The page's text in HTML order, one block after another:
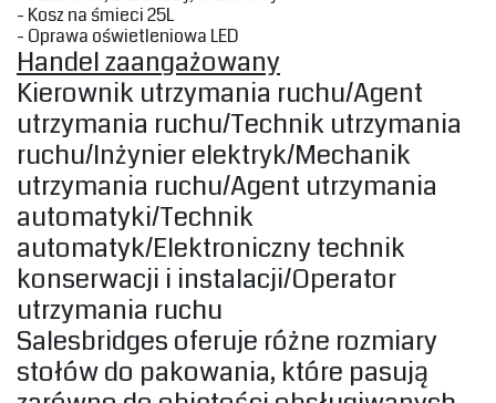
‎- Kosz na śmieci 25L‎
‎- Oprawa oświetleniowa LED‎
‎Handel zaangażowany
‎Kierownik utrzymania ruchu/Agent
utrzymania ruchu/Technik utrzymania
ruchu/Inżynier elektryk/Mechanik
utrzymania ruchu/Agent utrzymania
automatyki/Technik
automatyk/Elektroniczny technik
konserwacji i instalacji/Operator
utrzymania ruchu‎
‎Salesbridges oferuje różne rozmiary
stołów do pakowania, które pasują